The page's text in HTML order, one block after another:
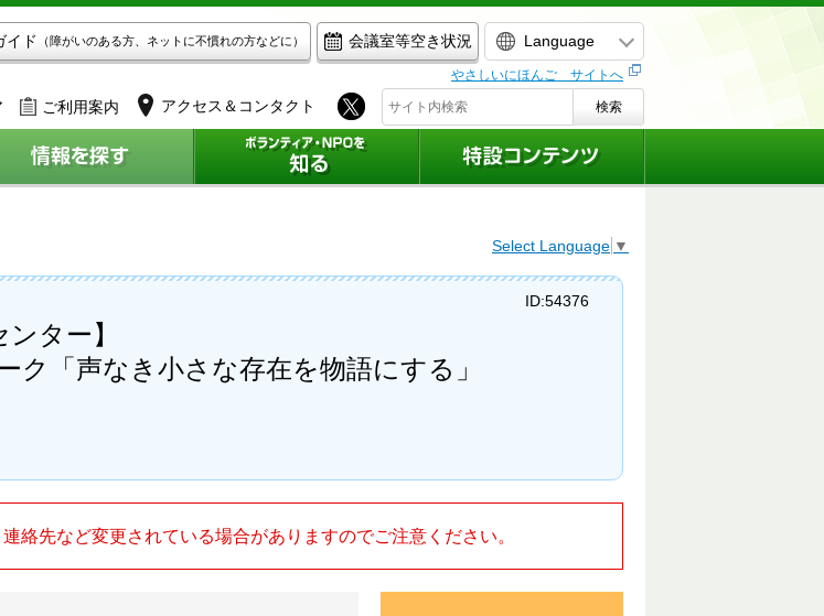
イド （障がいのある方、ネットに不慣れの方などに） 会議室等空き状況 Language
やさしいにほんご サイトへ
ご利用案内 アクセス＆コンタクト 検索
Select Language ▼
ター】
ク「声なき小さな存在を物語にする」
ID:54376
絡先など変更されている場合がありますのでご注意ください。